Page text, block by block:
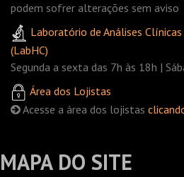
podem sofrer alterações sem aviso
Laboratório de Análises
(LabHC)
Segunda a sexta das 7h às 18h |
Área dos Lojistas
Acesse a área dos lojistas
MAPA DO SITE